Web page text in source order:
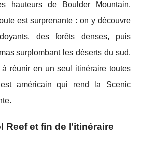
hauteurs de Boulder Mountain.
est surprenante : on y découvre
des forêts denses, puis
surplombant les déserts du sud.
à réunir en un seul itinéraire toutes
américain qui rend la Scenic
Reef et fin de l’itinéraire